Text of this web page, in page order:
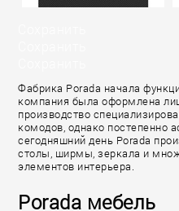
Фабрика Porada начала
компания была оформлена
производство
комодов, однако постепенно
сегодняшний день Porada
столы, ширмы, зеркала и
элементов интерьера.
Porada мебель